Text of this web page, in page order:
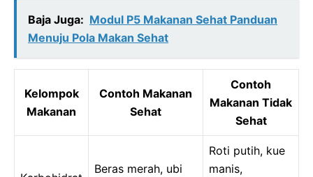
Baja Juga: Modul P5 Makanan Sehat Panduan
Menuju Pola Makan Sehat
Kelompok
Makanan
Contoh Makanan
Sehat
Contoh
Makanan Tidak
Sehat
Beras merah, ubi
Roti putih, kue
manis,